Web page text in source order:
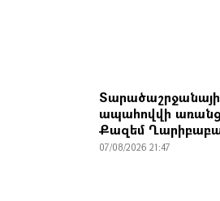
ապահովվի
Քազեմ
07/08/2026 21:47